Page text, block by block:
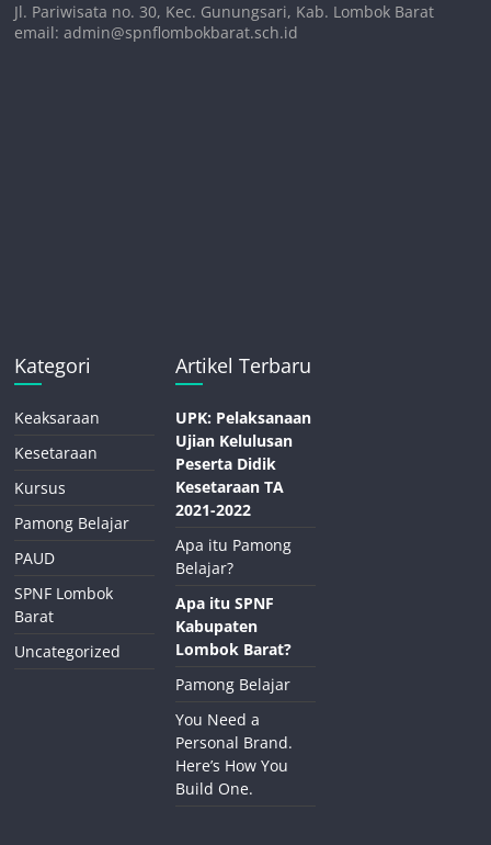
Jl. Pariwisata no. 30, Kec. Gunungsari, Kab. Lombok Barat
email: admin@spnflombokbarat.sch.id
Kategori
Keaksaraan
Kesetaraan
Kursus
Pamong Belajar
PAUD
SPNF Lombok
Barat
Uncategorized
Artikel Terbaru
UPK: Pelaksanaan
Ujian Kelulusan
Peserta Didik
Kesetaraan TA
2021-2022
Apa itu Pamong
Belajar?
Apa itu SPNF
Kabupaten
Lombok Barat?
Pamong Belajar
You Need a
Personal Brand.
Here’s How You
Build One.